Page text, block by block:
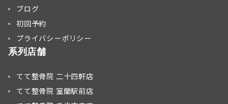
ブログ
初回予約
プライバシーポリシー
系列店舗
てて整骨院 二十四軒店
てて整骨院 室蘭駅前店